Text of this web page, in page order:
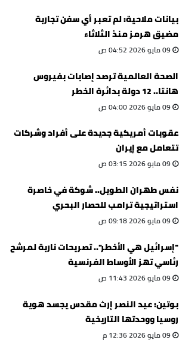
بيانات ملاحية: لم تعبر أي سفن تجارية
مضيق هرمز منذ الثلاثاء
09 مايو 2026 04:52 ص
الصحة العالمية ترصد إصابات بفيروس
هانتا.. 12 دولة بدائرة الخطر
09 مايو 2026 04:00 ص
عقوبات أمريكية جديدة على أفراد وشركات
تتعامل مع إيران
09 مايو 2026 03:15 ص
نفس طهران الطويل.. شوكة في خاصرة
استراتيجية ترامب للحصار البحري
09 مايو 2026 09:18 ص
"إسرائيل هي الأخطر".. تصريحات نارية لمرشح
رئاسي تهز الأوساط الفرنسية
09 مايو 2026 11:43 ص
بوتين: عيد النصر إرث مقدس يجسد هوية
روسيا ووحدتها التاريخية
09 مايو 2026 12:36 م